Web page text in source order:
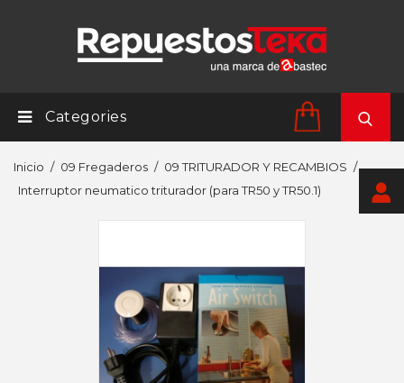
Categories
Inicio 09 Fregaderos
09 TRITURADOR Y RECAMBIOS
Interruptor neumatico triturador (para TR50 y TR50.1)